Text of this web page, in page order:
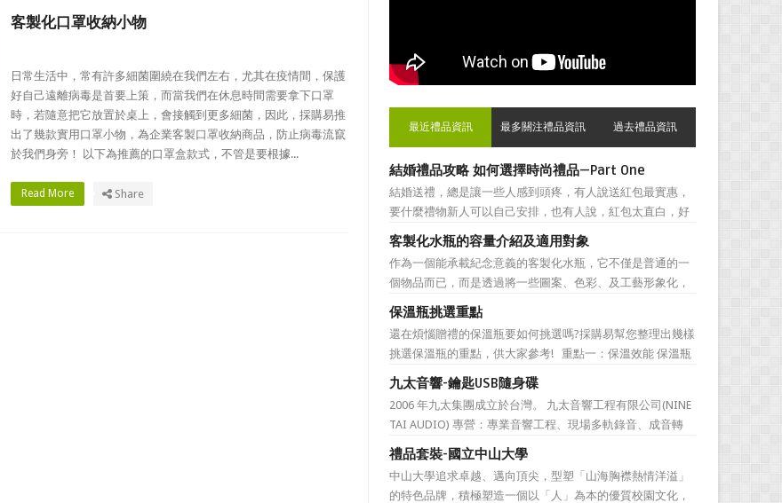
客製化口罩收納小物
日常生活中，常有許多細菌圍繞在我們左右，尤其在疫情間，保護
好自己遠離病毒是首要上策，而當我們在休息時間需要拿下口罩
時，若隨意把它放置於桌上，會接觸到更多細菌，因此，採購易推
出了幾款實用口罩小物，為企業客製口罩收納商品，防止病毒流竄
於我們身旁！ 以下為推薦的口罩盒款式，不管是要根據...
Read More Share
最近禮品資訊 最多關注禮品資訊 過去禮品資訊
結婚禮品攻略 如何選擇時尚禮品—Part One
結婚送禮，總是讓一些人感到頭疼，有人說送紅包最實惠，
要什麼禮物新人可以自己安排，也有人說，紅包太直白，好
朋友之間還是禮物顯得更加親密。然而，挑選結婚禮物卻一
直是許多人最棘手的任務，送得不好反而怕有影響友誼什麼
的。下面為大家準備的一份簡單的結婚禮品攻略，希望能為
大家排憂解難吧! ...
客製化水瓶的容量介紹及適用對象
作為一個能承載紀念意義的客製化水瓶，它不僅是普通的一
個物品而已，而是透過將一些圖案、色彩、及工藝形象化，
來象徵公司的特有文化。它塑造了公司的品牌，也體現公司
的特色，同時也能表達對於接受贈禮方的感激之情。此外，
作為一樣每天都會用到的必需品，水瓶也含有虛懷若谷、有
容乃大的寓意，適合做...
保溫瓶挑選重點
還在煩惱贈禮的保溫瓶要如何挑選嗎?採購易幫您整理出幾樣
挑選保溫瓶的重點，供大家參考! 重點一：保溫效能 保溫瓶
的包裝外盒或說明書上會標示保溫數據，建議挑選至少6hr且
>68℃的保溫瓶。 重點二：開蓋種類 一鍵開蓋v.s.旋轉開蓋
若使用者會在駕駛期間飲水，則必須...
九太音響-鑰匙USB隨身碟
2006 年九太集團成立於台灣。 九太音響工程有限公司(NINE
TAI AUDIO) 專營：專業音響工程、現場多軌錄音、成音轉
播、音響樂器租賃、工程製作、器材買賣。 2017年，九太企
業滿十週年了！為慶祝九太音響成立十週年，九太音響向 採
購易客製化禮品公司 訂購了一款 鑰匙...
禮品套裝-國立中山大學
中山大學追求卓越、邁向頂尖，型塑「山海胸襟熱情洋溢」
的特色品牌，積極塑造一個以「人」為本的優質校園文化，